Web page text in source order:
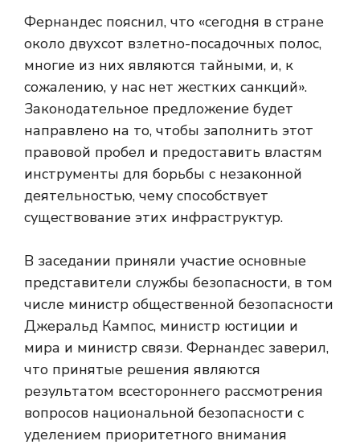
Фернандес пояснил, что «сегодня в стране
около двухсот взлетно-посадочных полос,
многие из них являются тайными, и, к
сожалению, у нас нет жестких санкций».
Законодательное предложение будет
направлено на то, чтобы заполнить этот
правовой пробел и предоставить властям
инструменты для борьбы с незаконной
деятельностью, чему способствует
существование этих инфраструктур.
В заседании приняли участие основные
представители службы безопасности, в том
числе министр общественной безопасности
Джеральд Кампос, министр юстиции и
мира и министр связи. Фернандес заверил,
что принятые решения являются
результатом всестороннего рассмотрения
вопросов национальной безопасности с
уделением приоритетного внимания